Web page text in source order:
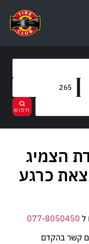
בחר
הצמיג
כרגע
ל 077-8050450
קשר בהקדם